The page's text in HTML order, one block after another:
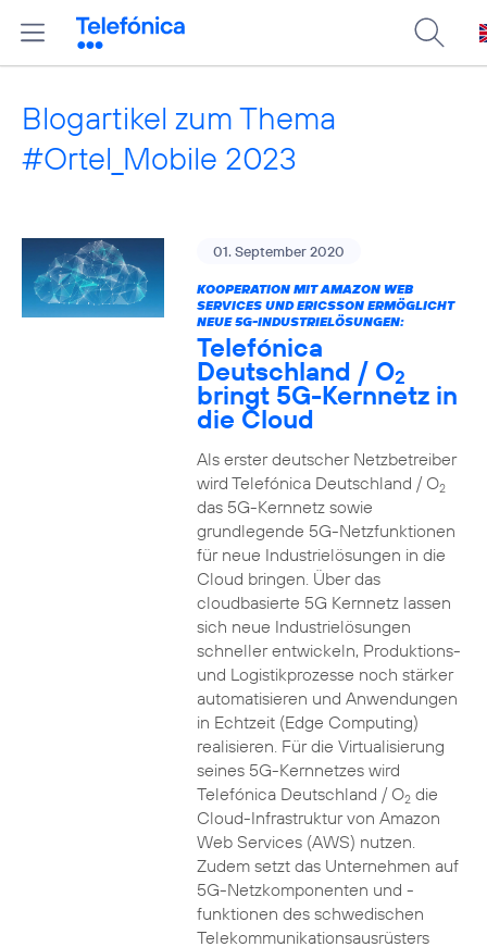
Blogartikel zum Thema
#Ortel_Mobile 2023
01. September 2020
KOOPERATION MIT AMAZON WEB
SERVICES UND ERICSSON ERMÖGLICHT
NEUE 5G-INDUSTRIELÖSUNGEN:
Telefónica
Deutschland / O2
bringt 5G-Kernnetz in
die Cloud
Als erster deutscher Netzbetreiber
wird Telefónica Deutschland / O2
das 5G-Kernnetz sowie
grundlegende 5G-Netzfunktionen
für neue Industrielösungen in die
Cloud bringen. Über das
cloudbasierte 5G Kernnetz lassen
sich neue Industrielösungen
schneller entwickeln, Produktions-
und Logistikprozesse noch stärker
automatisieren und Anwendungen
in Echtzeit (Edge Computing)
realisieren. Für die Virtualisierung
seines 5G-Kernnetzes wird
Telefónica Deutschland / O2die
Cloud-Infrastruktur von Amazon
Web Services (AWS) nutzen.
Zudem setzt das Unternehmen auf
5G-Netzkomponenten und -
funktionen des schwedischen
Telekommunikationsausrüsters